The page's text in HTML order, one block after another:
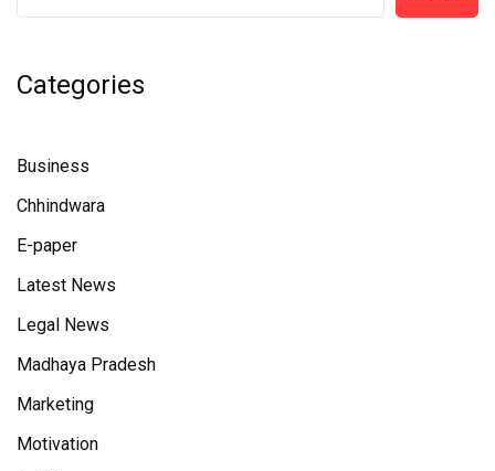
Categories
Business
Chhindwara
E-paper
Latest News
Legal News
Madhaya Pradesh
Marketing
Motivation